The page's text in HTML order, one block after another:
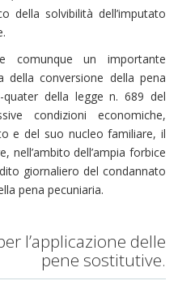
della solvibilità dell’imputato
comunque un importante
conversione della pena
quater della legge n. 689 del
condizioni economiche,
e del suo nucleo familiare, il
nell’ambito dell’ampia forbice
giornaliero del condannato
pena pecuniaria.
l’applicazione delle
pene sostitutive.